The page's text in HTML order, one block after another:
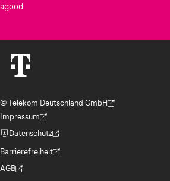
agood
© Telekom Deutschland GmbH
(Der Link wird in einem neuen Tab geöffnet)
Impressum
(Der Link wird in einem neuen Tab geöffnet)
Datenschutz
(Der Link wird in einem neuen Tab geöffnet)
Barrierefreiheit
(Der Link wird in einem neuen Tab geöffnet)
AGB
(Der Link wird in einem neuen Tab geöffnet)